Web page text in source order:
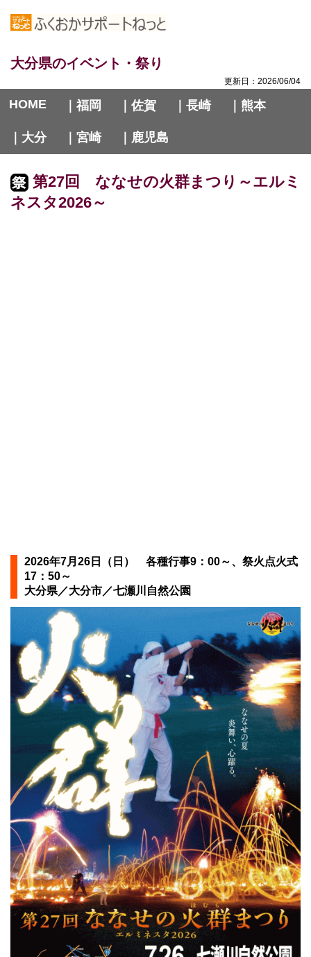
大分県のイベント・祭り
更新日：2026/06/04
HOME ｜福岡 ｜佐賀 ｜長崎 ｜熊本
｜大分 ｜宮崎 ｜鹿児島
第27回 ななせの火群まつり～エルミ
ネスタ2026～
2026年7月26日（日） 各種行事9：00～、祭火点火式
17：50～
大分県／大分市／七瀬川自然公園